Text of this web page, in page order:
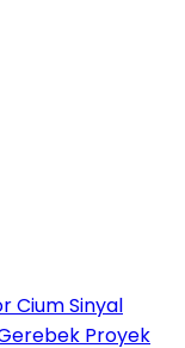
Cium Sinyal
Proyek